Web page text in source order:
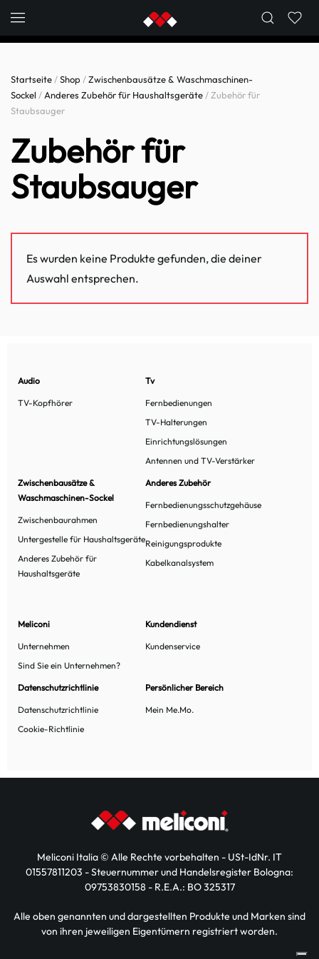
Skip to main content
Startseite /Shop /Zwischenbausätze & Waschmaschinen-
Sockel / Anderes Zubehör für Haushaltsgeräte / Zubehör für
Staubsauger
Zubehör für
Staubsauger
Es wurden keine Produkte gefunden, die deiner
Auswahl entsprechen.
Audio
TV-Kopfhörer
Tv
Fernbedienungen
TV-Halterungen
Einrichtungslösungen
Antennen und TV-Verstärker
Zwischenbausätze &
Waschmaschinen-Sockel
Zwischenbaurahmen
Untergestelle für Haushaltsgeräte
Anderes Zubehör für
Haushaltsgeräte
Anderes Zubehör
Fernbedienungsschutzgehäuse
Fernbedienungshalter
Reinigungsprodukte
Kabelkanalsystem
Meliconi
Unternehmen
Sind Sie ein Unternehmen?
Kundendienst
Kundenservice
Datenschutzrichtlinie
Datenschutzrichtlinie
Cookie-Richtlinie
Persönlicher Bereich
Mein Me.Mo.
Meliconi Italia © Alle Rechte vorbehalten - USt-IdNr. IT
01557811203 - Steuernummer und Handelsregister Bologna:
09753830158 - R.E.A.: BO 325317
Alle oben genannten und dargestellten Produkte und Marken sind
von ihren jeweiligen Eigentümern registriert worden.